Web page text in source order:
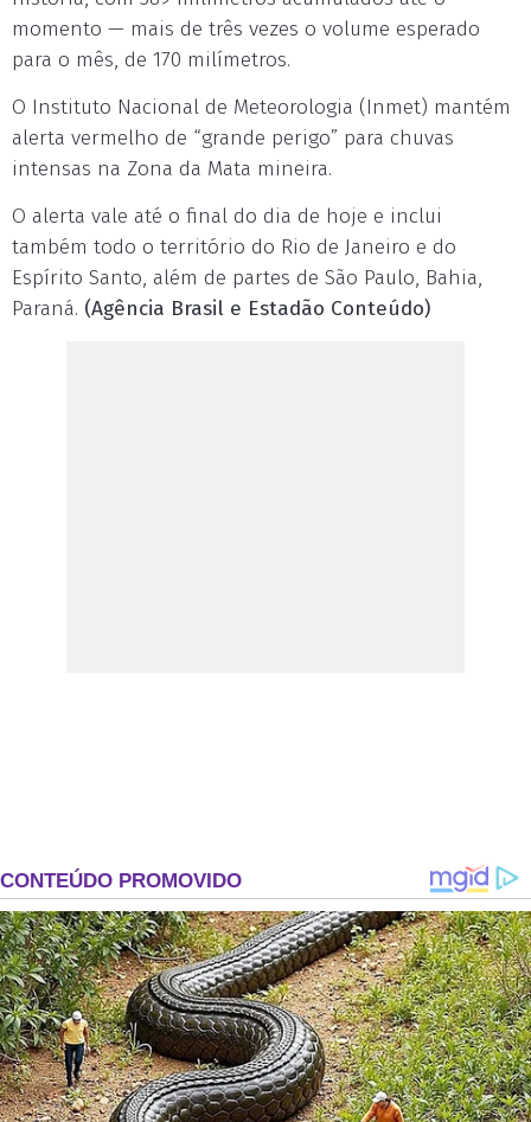
momento — mais de três vezes o volume esperado
para o mês, de 170 milímetros.
O Instituto Nacional de Meteorologia (Inmet) mantém
alerta vermelho de “grande perigo” para chuvas
intensas na Zona da Mata mineira.
O alerta vale até o final do dia de hoje e inclui
também todo o território do Rio de Janeiro e do
Espírito Santo, além de partes de São Paulo, Bahia,
Paraná. (Agência Brasil e Estadão Conteúdo)